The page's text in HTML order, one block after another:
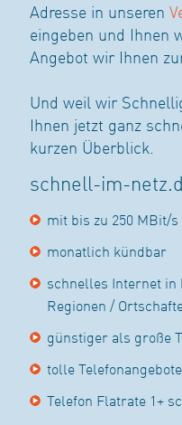
Adresse in unseren
eingeben und Ihnen
Angebot wir Ihnen
Und weil wir
Ihnen jetzt ganz
kurzen Überblick.
schnell-im-
mit bis zu 250 MBit/
monatlich kündbar
schnelles Internet in
Regionen /
günstiger als große
tolle Telefonangebote
Telefon Flatrate 1+